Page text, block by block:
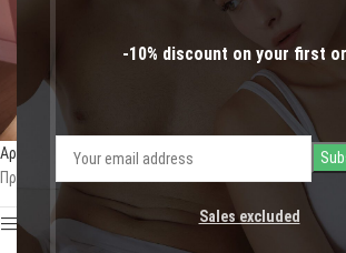
-10% discount on your first
Sales excluded
Αρχική σελίδα Shop Προϊόντα με ετικέτα “ρουχα
Προβάλλονται όλα - 6 αποτελέσματα
Show sidebar